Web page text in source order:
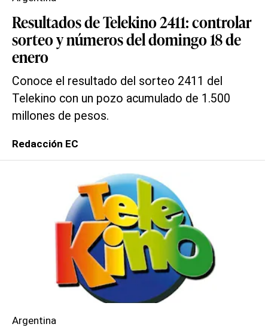
Resultados de Telekino 2411: controlar
sorteo y números del domingo 18 de
enero
Conoce el resultado del sorteo 2411 del
Telekino con un pozo acumulado de 1.500
millones de pesos.
Redacción EC
Argentina